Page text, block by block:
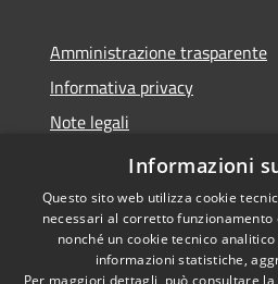
Amministrazione trasparente
Informativa privacy
Note legali
Dichiarazione di accessibilità
Informazioni
Questo sito web utilizza cookie
necessari al corretto funzionamento
nonché un cookie tecnico
informazioni statistiche,
Per maggiori dettagli, può consultare